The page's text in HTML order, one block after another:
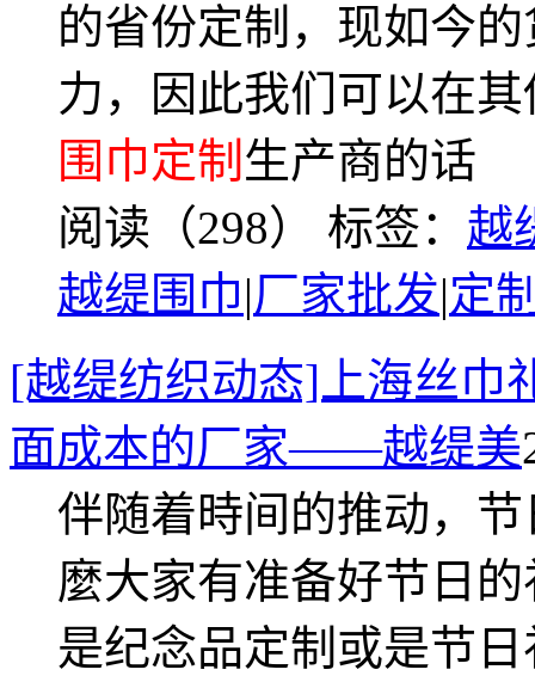
的省份定制，现如今
力，因此我们可以在
围巾定制 生产商的话
阅读（298） 标签： 越
越缇围巾|厂家批发|定
[越缇纺织动态]上海丝巾
面成本的厂家——越缇美
伴随着時间的推动，
麼大家有准备好节日
是纪念品定制或是节